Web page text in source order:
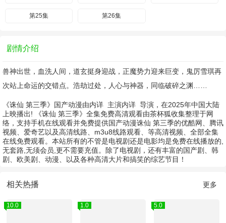
第25集 第26集
剧情介绍
兽神出世，血洗人间，道玄挺身迎战，正魔势力迎来巨变，鬼厉雪琪再
次站上命运的交错点。浩劫过处，人心与神器，同临破碎之渊……
《诛仙 第三季》国产动漫由内详 主演内详 导演，在2025年中国大陆
上映播出! 《诛仙 第三季》全集免费高清观看由茶杯狐收集整理于网
络，支持手机在线观看并免费提供国产动漫诛仙 第三季的优酷网、腾讯
视频、爱奇艺以及高清线路、m3u8线路观看、等高清视频、全部全集
在线免费观看。本站所有的不管是电视剧还是电影均是免费在线播放的,
无套路,无须会员,更不需要充值。除了电视剧，还有丰富的国产剧、韩
剧、欧美剧、动漫、以及各种高清大片和搞笑的综艺节目！
相关热播 更多
10.0 1.0 5.0